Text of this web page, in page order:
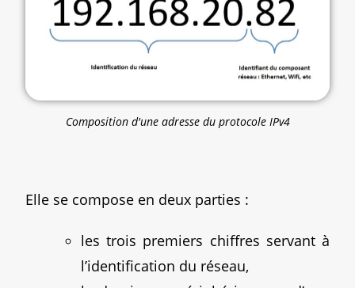
Composition d'une adresse du protocole IPv4
Elle se compose en deux parties :
les trois premiers chiffres servant à
l’identification du réseau,